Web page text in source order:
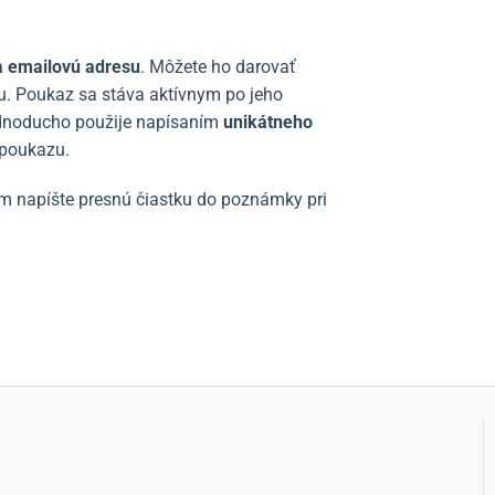
emailovú adresu. Môžete ho darovať
Poukaz sa stáva aktívnym po jeho
použije napísaním unikátneho
napíšte presnú čiastku do poznámky pri